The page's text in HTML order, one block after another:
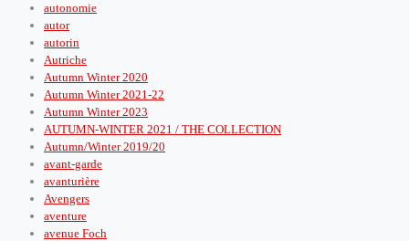
autonomie
autor
autorin
Autriche
Autumn Winter 2020
Autumn Winter 2021-22
Autumn Winter 2023
AUTUMN-WINTER 2021 / THE COLLECTION
Autumn/Winter 2019/20
avant-garde
avanturière
Avengers
aventure
avenue Foch